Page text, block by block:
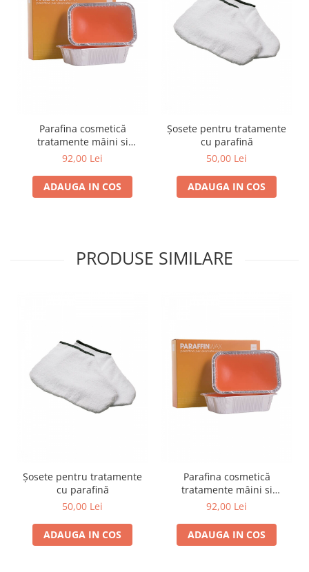
Parafina cosmetică
tratamente mâini si
picioare - AromaTheray -
92,00 Lei
ADAUGA IN COS
Șosete pentru tratamente
cu parafină
50,00 Lei
ADAUGA IN COS
PRODUSE SIMILARE
Șosete pentru tratamente
cu parafină
50,00 Lei
ADAUGA IN COS
Parafina cosmetică
tratamente mâini si
picioare - AromaTheray -
92,00 Lei
ADAUGA IN COS